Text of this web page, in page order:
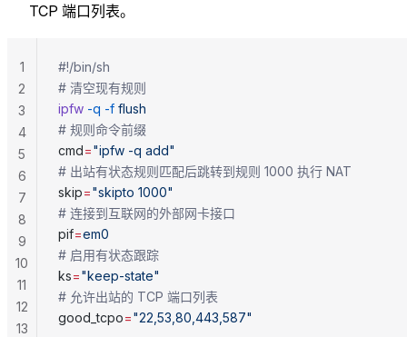
TCP 端口列表。
#!/bin/sh
# 清空现有规则
ipfw -q -f flush
# 规则命令前缀
cmd="ipfw -q add"
# 出站有状态规则匹配后跳转到规则 1000 执行 NAT
skip="skipto 1000"
# 连接到互联网的外部网卡接口
pif=em0
# 启用有状态跟踪
ks="keep-state"
# 允许出站的 TCP 端口列表
good_tcpo="22,53,80,443,587"
1
2
3
4
5
6
7
8
9
10
11
12
13